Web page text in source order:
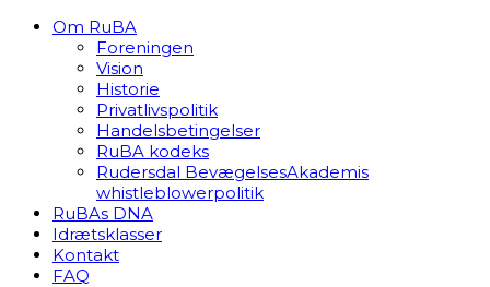
Om RuBA
Foreningen
Vision
Historie
Privatlivspolitik
Handelsbetingelser
RuBA kodeks
Rudersdal BevægelsesAkademis
whistleblowerpolitik
RuBAs DNA
Idrætsklasser
Kontakt
FAQ